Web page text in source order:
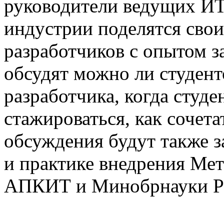
руководители ведущих
индустрии поделятся
разработчиков с опытом
обсудят можно ли
разработчика, когда
стажироваться, как
обсуждения будут также
и практике внедрения
АПКИТ и Минобрнауки